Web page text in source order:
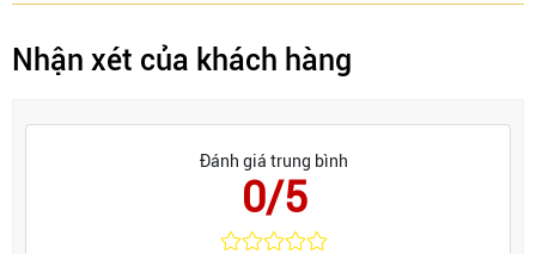
Nhận xét của khách hàng
Đánh giá trung bình
0/5